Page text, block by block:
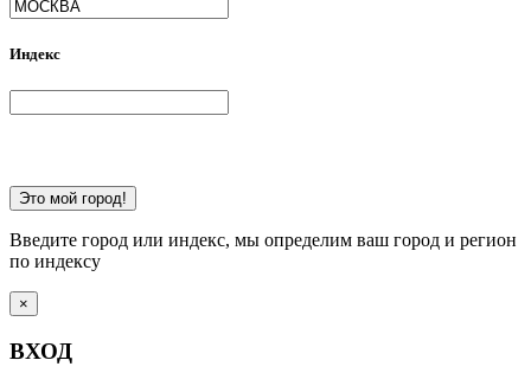
Индекс
Это мой город!
Введите город или индекс, мы определим ваш город и регион
по индексу
×
ВХОД